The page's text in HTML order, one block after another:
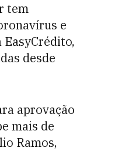
tem
e
desde
aprovação
mais de
Ramos,